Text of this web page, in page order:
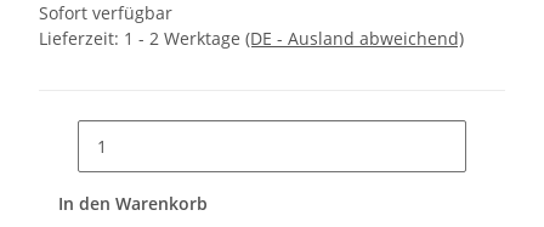
Sofort verfügbar
Lieferzeit: 1 - 2 Werktage (DE - Ausland abweichend)
In den Warenkorb